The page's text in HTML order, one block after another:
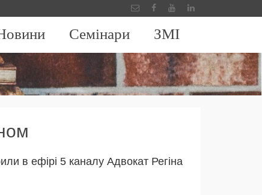
Семінари ЗМІ
в ефірі 5 каналу Адвокат Регіна